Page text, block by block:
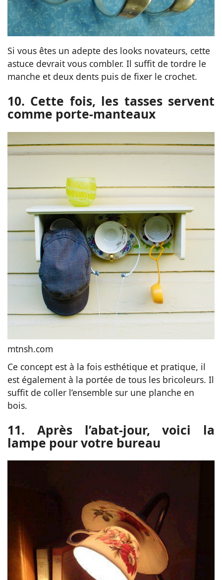
Si vous êtes un adepte des looks novateurs, cette
astuce devrait vous combler. Il suffit de tordre le
manche et deux dents puis de fixer le crochet.
10. Cette fois, les tasses servent
comme porte-manteaux
mtnsh.com
Ce concept est à la fois esthétique et pratique, il
est également à la portée de tous les bricoleurs. Il
suffit de coller l’ensemble sur une planche en
bois.
11. Après l’abat-jour, voici la
lampe pour votre bureau